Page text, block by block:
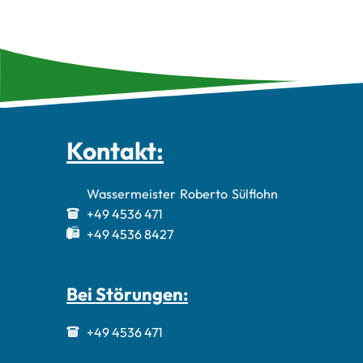
Kontakt:
Wassermeister Roberto Sülflohn
+49 4536 471
+49 4536 8427
Bei Störungen:
+49 4536 471